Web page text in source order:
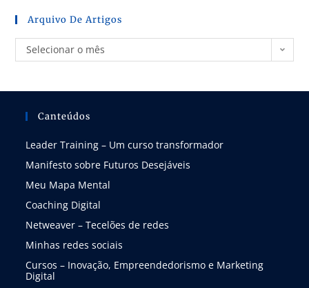
Arquivo De Artigos
Selecionar o mês
Canteúdos
Leader Training – Um curso transformador
Manifesto sobre Futuros Desejáveis
Meu Mapa Mental
Coaching Digital
Netweaver – Tecelões de redes
Minhas redes sociais
Cursos – Inovação, Empreendedorismo e Marketing
Digital